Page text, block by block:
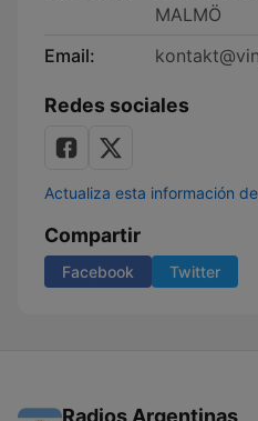
MALMÖ
Email:
Redes sociales
Actualiza esta información
Compartir
Facebook Twitter
Radios Argentinas